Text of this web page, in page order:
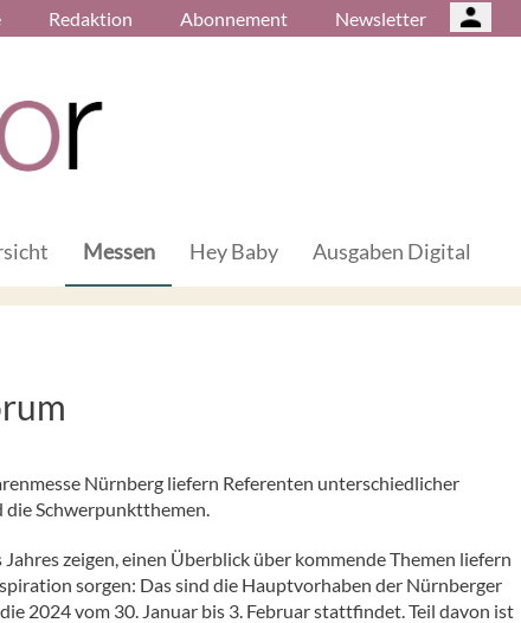
Redaktion Abonnement Newsletter
Messen Hey Baby Ausgaben Digital
Nürnberg liefern Referenten unterschiedlicher
die Schwerpunktthemen.
zeigen, einen Überblick über kommende Themen liefern
sorgen: Das sind die Hauptvorhaben der Nürnberger
2024 vom 30. Januar bis 3. Februar stattfindet. Teil davon ist